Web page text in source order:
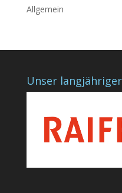
Allgemein
Unser